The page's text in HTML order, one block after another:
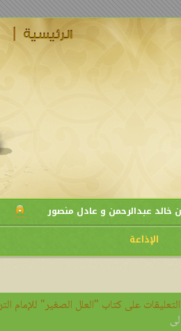
و عادل منصور لقاء
الإذاعة
التعليقات على كتاب "العلل الصغير" للإمام